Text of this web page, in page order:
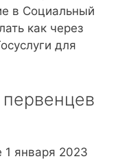
в Социальный
как через
для
января 2023